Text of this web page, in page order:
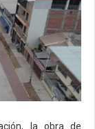
la obra de